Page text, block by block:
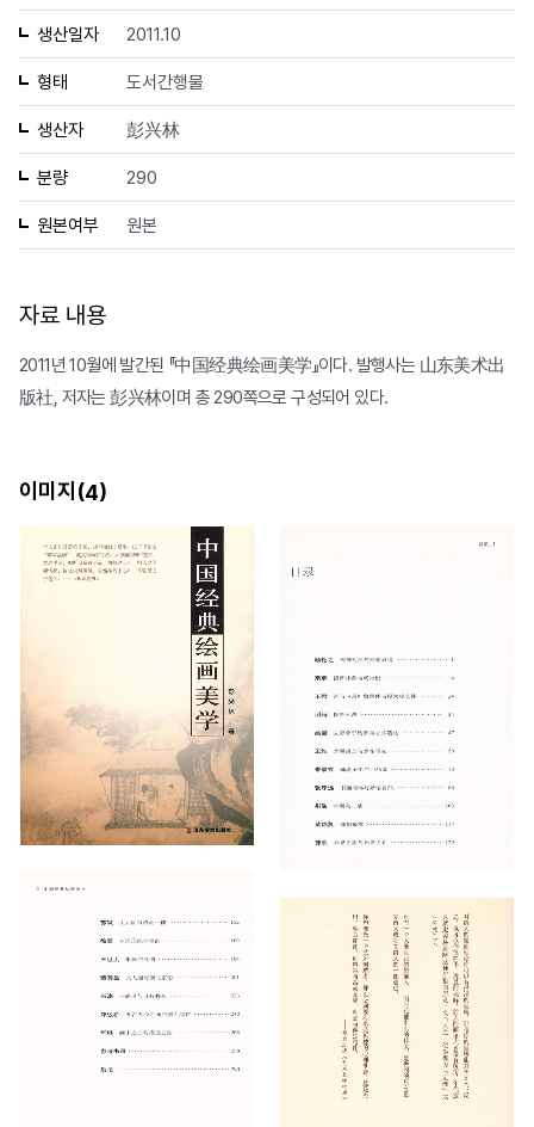
생산일자 2011.10
형태 도서간행물
생산자 彭兴林
분량 290
원본여부 원본
자료 내용
2011년 10월에 발간된 『中国经典绘画美学』이다. 발행사는 山东美术出
版社, 저자는 彭兴林이며 총 290쪽으로 구성되어 있다.
이미지(4)